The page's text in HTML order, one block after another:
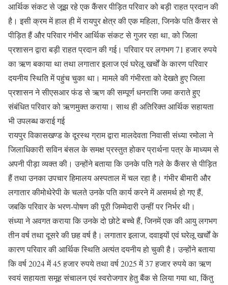
आर्थिक संकट से जूझ रहे एक कैंसर पीड़ित परिवार को बड़ी राहत प्रदान की
है। इसी क्रम में हाल ही में रायपुर क्षेत्र की एक महिला, जिनके पति कैंसर से
पीड़ित हैं और परिवार गंभीर आर्थिक संकट से गुजर रहा था, को जिला
प्रशासन द्वारा बड़ी राहत प्रदान की गई। परिवार पर लगभग 71 हजार रुपये
का ऋण बकाया था तथा लगातार इलाज एवं घरेलू खर्चों के कारण परिवार
दयनीय स्थिति में पहुंच चुका था। मामले की गंभीरता को देखते हुए जिला
प्रशासन ने सीएसआर फंड से ऋण की सम्पूर्ण धनराशि जमा कराते हुए
संबंधित परिवार को ऋणमुक्त कराया। साथ ही अतिरिक्त आर्थिक सहायता
भी उपलब्ध कराई गई
रायपुर विकासखण्ड के दूरस्थ ग्राम द्वारा मालदेवता निवासी संध्या रमोला ने
जिलाधिकारी सविन बंसल के समक्ष प्रस्तुत होकर प्रार्थना पत्र के माध्यम से
अपनी पीड़ा व्यक्त की। उन्होंने बताया कि उनके पति गले के कैंसर से पीड़ित
हैं तथा उनका उपचार हिमालय अस्पताल में चल रहा है। गंभीर बीमारी और
लगातार कीमोथेरेपी के चलते उनके पति कार्य करने में असमर्थ हो गए हैं,
जबकि परिवार के भरण-पोषण की पूरी जिम्मेदारी उन्हीं पर निर्भर थी।
संध्या ने अवगत कराया कि उनके दो छोटे बच्चे हैं, जिनमें एक की आयु लगभग
तीन वर्ष तथा दूसरे की छह वर्ष है। लगातार इलाज, दवाइयों एवं घरेलू खर्चों के
कारण परिवार की आर्थिक स्थिति अत्यंत दयनीय हो चुकी है। उन्होंने बताया
कि वर्ष 2024 में 45 हजार रुपये तथा वर्ष 2025 में 37 हजार रुपये का ऋण
स्वयं सहायता समूह संचालन एवं स्वरोजगार हेतु बैंक से लिया गया था, किंतु